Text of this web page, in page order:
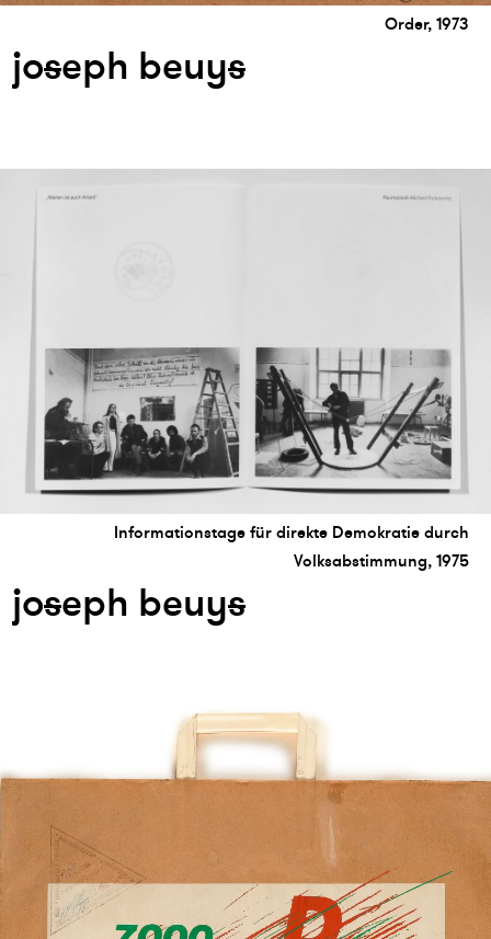
Order, 1973
joseph beuys
Informationstage für direkte Demokratie durch
Volksabstimmung, 1975
joseph beuys